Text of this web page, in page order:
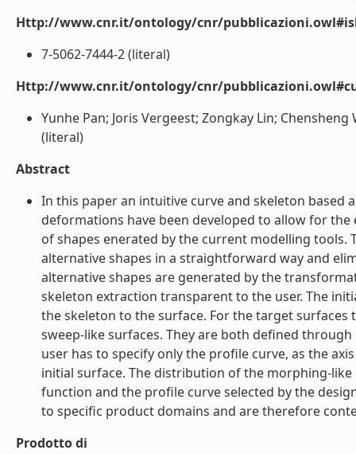
Http://www.cnr.it/ontology/cnr/
7-5062-7444-2 (literal)
Http://www.cnr.it/ontology/cnr/
Yunhe Pan; Joris Vergeest; Zongkay Lin;
(literal)
Abstract
In this paper an intuitive curve and skeleton
deformations have been developed to allow for
of shapes enerated by the current modelling
alternative shapes in a straightforward way and
alternative shapes are generated by the
skeleton extraction transparent to the user. The
the skeleton to the surface. For the target
sweep-like surfaces. They are both defined
user has to specify only the profile curve, as the
initial surface. The distribution of the morphing-
function and the profile curve selected by the
to specific product domains and are therefore
Prodotto di